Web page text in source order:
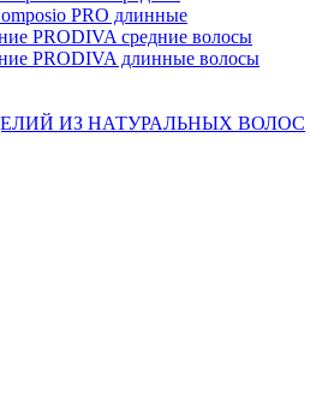
PRO длинные
PRODIVA средние волосы
PRODIVA длинные волосы
ИЗ НАТУРАЛЬНЫХ ВОЛОС